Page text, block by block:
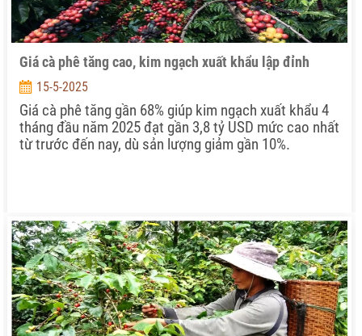
Giá cà phê tăng cao, kim ngạch xuất khẩu lập đỉnh
15-5-2025
Giá cà phê tăng gần 68% giúp kim ngạch xuất khẩu 4
tháng đầu năm 2025 đạt gần 3,8 tỷ USD mức cao nhất
từ trước đến nay, dù sản lượng giảm gần 10%.